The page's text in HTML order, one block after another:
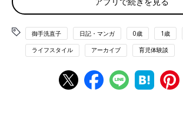
全部捨てたい。
全部新しいのと交換したい。
しかし前述したとおり私にはその勇気がない。
たとえうっすら灰色で織り込まれた繊維が抜
御手洗直子 日記・マンガ 0歳 1歳
ライフスタイル アーカイブ 育児体験談